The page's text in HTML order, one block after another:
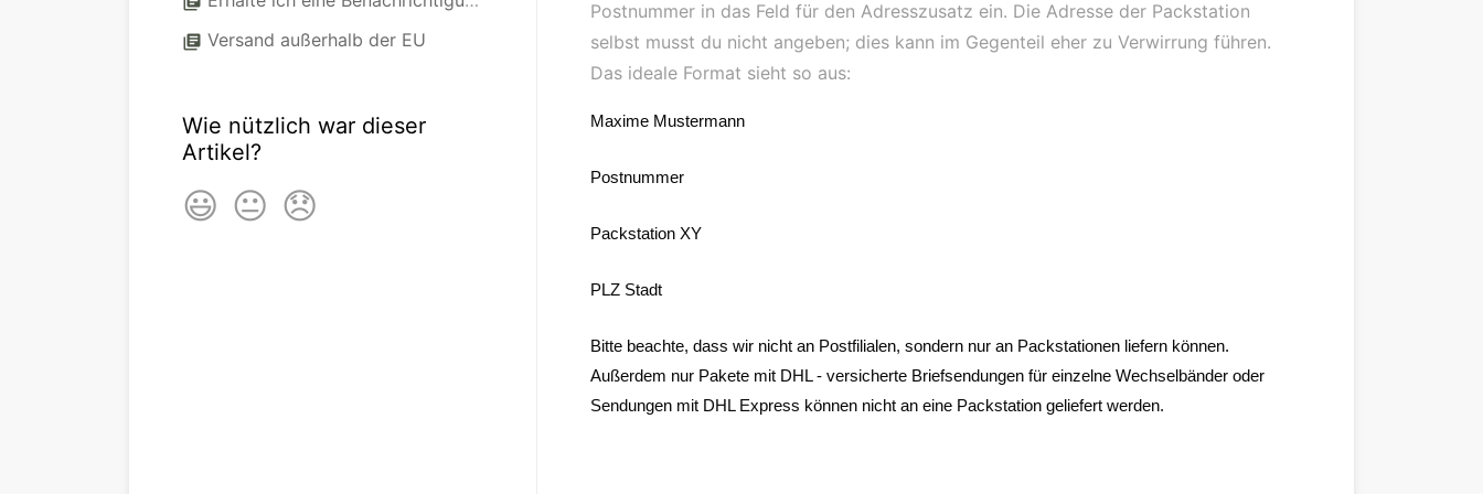
library_books Versand außerhalb der EU
Wie nützlich war dieser
Artikel?
😃 😐 😞
Postnummer in das Feld für den Adresszusatz ein. Die Adresse der Packstation
selbst musst du nicht angeben; dies kann im Gegenteil eher zu Verwirrung führen.
Das ideale Format sieht so aus:
Maxime Mustermann
Postnummer
Packstation XY
PLZ Stadt
Bitte beachte, dass wir nicht an Postfilialen, sondern nur an Packstationen liefern können.
Außerdem nur Pakete mit DHL - versicherte Briefsendungen für einzelne Wechselbänder oder
Sendungen mit DHL Express können nicht an eine Packstation geliefert werden.